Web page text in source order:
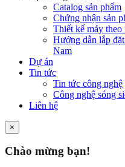
Catalog sản phẩm
Chứng nhận sản
Thiết kế máy theo
Hướng dẫn lắp
Nam
Dự án
Tin tức
Tin tức công nghệ
Công nghệ sóng
Liên hệ
×
Chào mừng bạn!